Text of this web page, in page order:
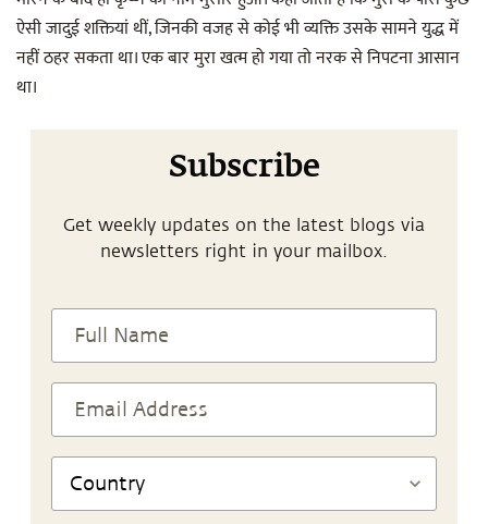
ऐसी जादुई शक्तियां थीं, जिनकी वजह से कोई भी व्यक्ति उसके सामने युद्ध में
नहीं ठहर सकता था। एक बार मुरा खत्म हो गया तो नरक से निपटना आसान
था।
Subscribe
Get weekly updates on the latest blogs via
newsletters right in your mailbox.